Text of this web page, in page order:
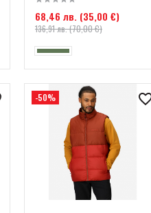
68,46 лв. (35,00 €)
136,91 лв. (70,00 €)
-50%